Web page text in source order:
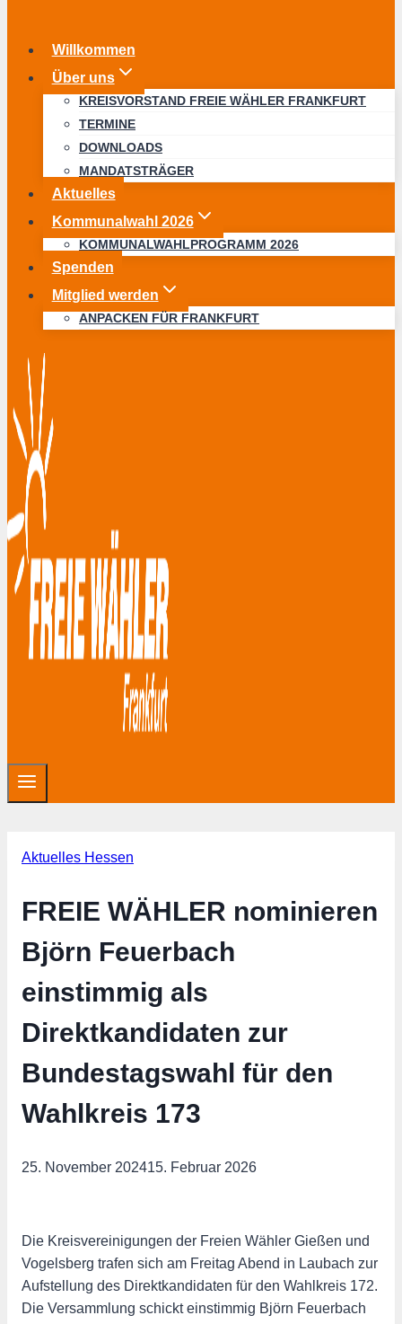
Willkommen
Über uns
KREISVORSTAND FREIE WÄHLER FRANKFURT
TERMINE
DOWNLOADS
MANDATSTRÄGER
Aktuelles
Kommunalwahl 2026
KOMMUNALWAHLPROGRAMM 2026
Spenden
Mitglied werden
ANPACKEN FÜR FRANKFURT
Aktuelles Hessen
FREIE WÄHLER nominieren
Björn Feuerbach
einstimmig als
Direktkandidaten zur
Bundestagswahl für den
Wahlkreis 173
25. November 202415. Februar 2026
Die Kreisvereinigungen der Freien Wähler Gießen und
Vogelsberg trafen sich am Freitag Abend in Laubach zur
Aufstellung des Direktkandidaten für den Wahlkreis 172.
Die Versammlung schickt einstimmig Björn Feuerbach